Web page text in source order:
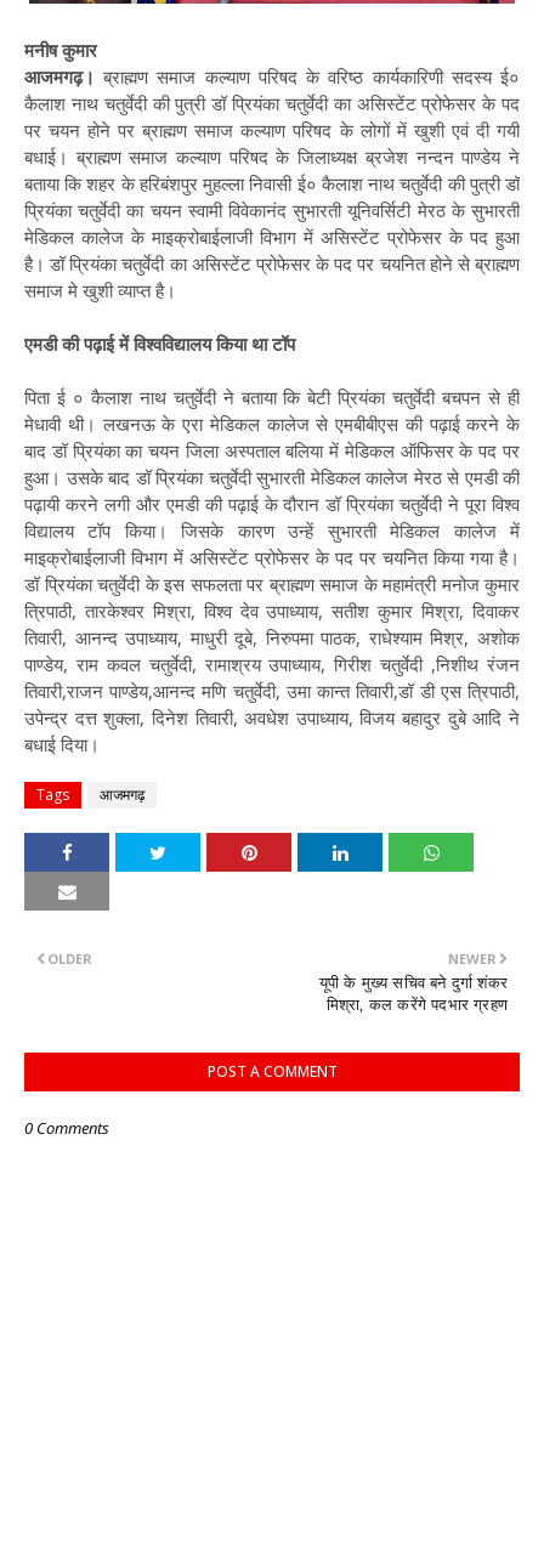
मनीष कुमार
आजमगढ़। ब्राह्मण समाज कल्याण परिषद के वरिष्ठ कार्यकारिणी सदस्य ई०
कैलाश नाथ चतुर्वेदी की पुत्री डॉ प्रियंका चतुर्वेदी का असिस्टेंट प्रोफेसर के पद
पर चयन होने पर ब्राह्मण समाज कल्याण परिषद के लोगों में खुशी एवं दी गयी
बधाई। ब्राह्मण समाज कल्याण परिषद के जिलाध्यक्ष ब्रजेश नन्दन पाण्डेय ने
बताया कि शहर के हरिबंशपुर मुहल्ला निवासी ई० कैलाश नाथ चतुर्वेदी की पुत्री डॉ
प्रियंका चतुर्वेदी का चयन स्वामी विवेकानंद सुभारती यूनिवर्सिटी मेरठ के सुभारती
मेडिकल कालेज के माइक्रोबाईलाजी विभाग में असिस्टेंट प्रोफेसर के पद हुआ
है। डॉ प्रियंका चतुर्वेदी का असिस्टेंट प्रोफेसर के पद पर चयनित होने से ब्राह्मण
समाज मे खुशी व्याप्त है।
एमडी की पढ़ाई में विश्वविद्यालय किया था टॉप
पिता ई ० कैलाश नाथ चतुर्वेदी ने बताया कि बेटी प्रियंका चतुर्वेदी बचपन से ही
मेधावी थी। लखनऊ के एरा मेडिकल कालेज से एमबीबीएस की पढ़ाई करने के
बाद डॉ प्रियंका का चयन जिला अस्पताल बलिया में मेडिकल ऑफिसर के पद पर
हुआ। उसके बाद डॉ प्रियंका चतुर्वेदी सुभारती मेडिकल कालेज मेरठ से एमडी की
पढ़ायी करने लगी और एमडी की पढ़ाई के दौरान डॉ प्रियंका चतुर्वेदी ने पूरा विश्व
विद्यालय टॉप किया। जिसके कारण उन्हें सुभारती मेडिकल कालेज में
माइक्रोबाईलाजी विभाग में असिस्टेंट प्रोफेसर के पद पर चयनित किया गया है।
डॉ प्रियंका चतुर्वेदी के इस सफलता पर ब्राह्मण समाज के महामंत्री मनोज कुमार
त्रिपाठी, तारकेश्वर मिश्रा, विश्व देव उपाध्याय, सतीश कुमार मिश्रा, दिवाकर
तिवारी, आनन्द उपाध्याय, माधुरी दूबे, निरुपमा पाठक, राधेश्याम मिश्र, अशोक
पाण्डेय, राम कवल चतुर्वेदी, रामाश्रय उपाध्याय, गिरीश चतुर्वेदी ,निशीथ रंजन
तिवारी,राजन पाण्डेय,आनन्द मणि चतुर्वेदी, उमा कान्त तिवारी,डॉ डी एस त्रिपाठी,
उपेन्द्र दत्त शुक्ला, दिनेश तिवारी, अवधेश उपाध्याय, विजय बहादुर दुबे आदि ने
बधाई दिया।
Tags आजमगढ़
NEWER
यूपी के मुख्य सचिव बने दुर्गा शंकर
मिश्रा, कल करेंगे पदभार ग्रहण
OLDER
POST A COMMENT
0 Comments